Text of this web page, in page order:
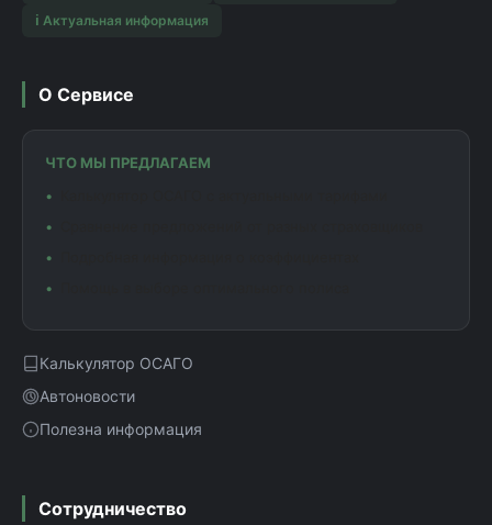
ℹ️ Актуальная информация
О Сервисе
ЧТО МЫ ПРЕДЛАГАЕМ
Калькулятор ОСАГО
Автоновости
Полезна информация
Сотрудничество